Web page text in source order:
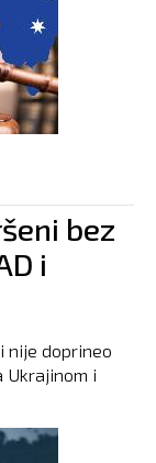
bez
i
nije doprineo
Ukrajinom i